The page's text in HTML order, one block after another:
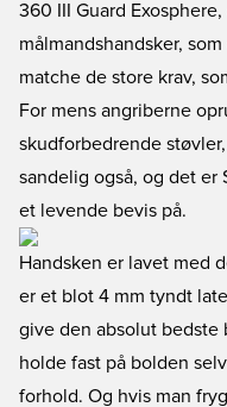
360 III Guard Exosphere,
målmandshandsker,
matche de store krav,
For mens angriberne
skudforbedrende
sandelig også, og det er
et levende bevis på.
Handsken er lavet med
er et blot 4 mm tyndt
give den absolut bedste
holde fast på bolden
forhold. Og hvis man